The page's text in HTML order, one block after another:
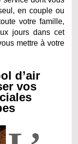
en couple ou
votre famille,
jours dans cet
mettre à votre
d’air
vos